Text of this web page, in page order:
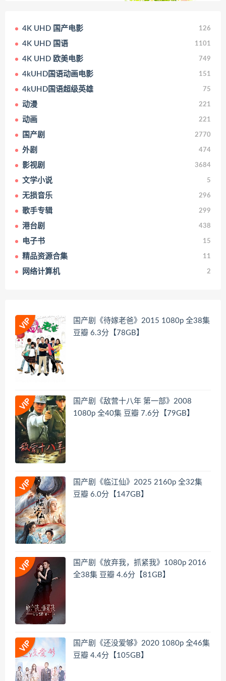
4K UHD 国产电影 126
4K UHD 国语 1101
4K UHD 欧美电影 749
4kUHD国语动画电影 151
4kUHD国语超级英雄 75
动漫 221
动画 221
国产剧 2770
外剧 474
影视剧 3684
文学小说 5
无损音乐 296
歌手专辑 299
港台剧 438
电子书 15
精品资源合集 11
网络计算机 2
国产剧《待嫁老爸》2015 1080p 全38集
豆瓣 6.3分【78GB】
国产剧《敌营十八年 第一部》2008
1080p 全40集 豆瓣 7.6分【79GB】
国产剧《临江仙》2025 2160p 全32集
豆瓣 6.0分【147GB】
国产剧《放弃我，抓紧我》1080p 2016
全38集 豆瓣 4.6分【81GB】
国产剧《还没爱够》2020 1080p 全46集
豆瓣 4.4分【105GB】